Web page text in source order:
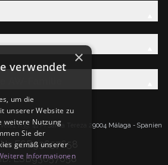
AW-Familie
n39, 41 PI Santa Tereza 29004 Málaga - Spanien
ESB93657658
ESB93657658
×
verwendet
um die
unserer Website zu
weitere Nutzung
Sie der
gemäß unserer
Informationen